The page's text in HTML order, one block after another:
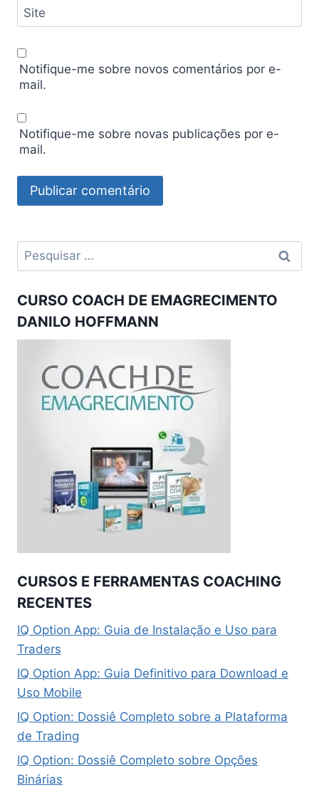
Site
Notifique-me sobre novos comentários por e-
mail.
Notifique-me sobre novas publicações por e-
mail.
Pesquisar
por:
CURSO COACH DE EMAGRECIMENTO
DANILO HOFFMANN
CURSOS E FERRAMENTAS COACHING
RECENTES
IQ Option App: Guia de Instalação e Uso para
Traders
IQ Option App: Guia Definitivo para Download e
Uso Mobile
IQ Option: Dossiê Completo sobre a Plataforma
de Trading
IQ Option: Dossiê Completo sobre Opções
Binárias